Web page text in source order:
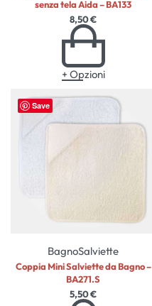
senza tela Aida – BA133
8,50€
+ Opzioni
Save
BagnoSalviette
Coppia Mini Salviette da Bagno –
BA271.S
5,50€